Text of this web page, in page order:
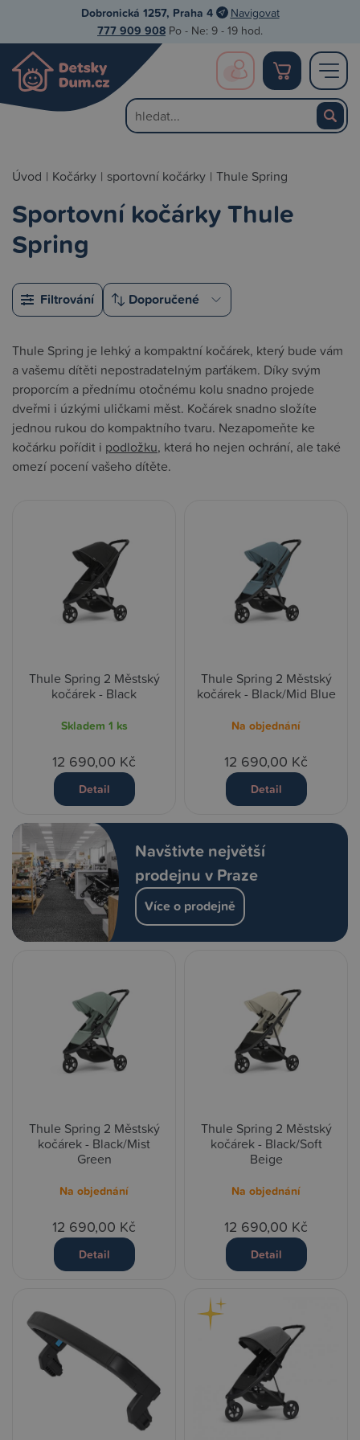
Dobronická 1257, Praha 4 Navigovat
777 909 908 Po - Ne: 9 - 19 hod.
Úvod | Kočárky | sportovní kočárky | Thule Spring
Sportovní kočárky Thule
Spring
Filtrování
Thule Spring je lehký a kompaktní kočárek, který bude vám
a vašemu dítěti nepostradatelným parťákem. Díky svým
proporcím a přednímu otočnému kolu snadno projede
dveřmi i úzkými uličkami měst. Kočárek snadno složíte
jednou rukou do kompaktního tvaru. Nezapomeňte ke
kočárku pořídit i podložku, která ho nejen ochrání, ale také
omezí pocení vašeho dítěte.
Navštivte největší
prodejnu v Praze
Více o prodejně
Thule Spring 2 Městský
kočárek - Black
Skladem 1 ks
12 690,00 Kč
Detail
Thule Spring 2 Městský
kočárek - Black/Mid Blue
Na objednání
12 690,00 Kč
Detail
Thule Spring 2 Městský
kočárek - Black/Mist
Green
Na objednání
12 690,00 Kč
Detail
Thule Spring 2 Městský
kočárek - Black/Soft
Beige
Na objednání
12 690,00 Kč
Detail